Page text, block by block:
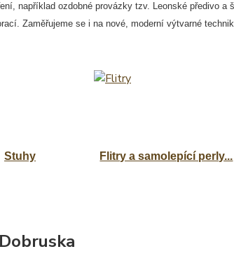
například ozdobné provázky tzv. Leonské předivo
Zaměřujeme se i na nové, moderní výtvarné
Stuhy Flitry a samolepící perly...